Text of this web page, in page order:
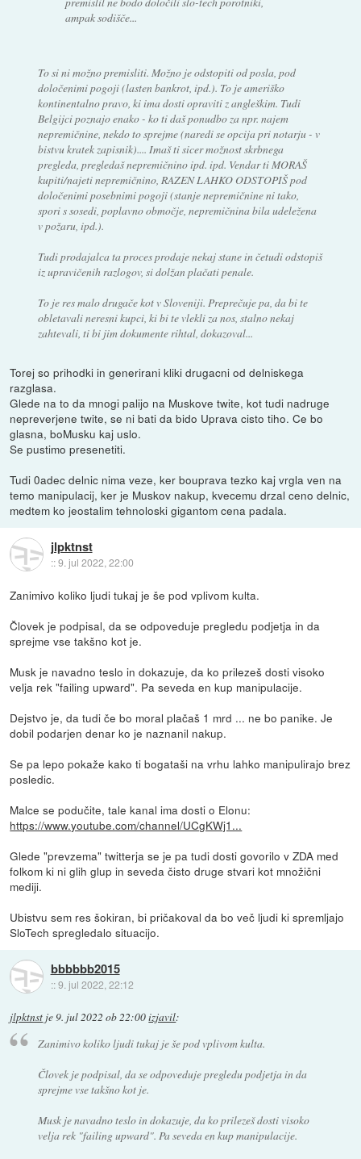
ampak sodišče...
To si ni možno premisliti. Možno je odstopiti od posla, pod
določenimi pogoji (lasten bankrot, ipd.). To je ameriško
kontinentalno pravo, ki ima dosti opraviti z angleškim. Tudi
Belgijci poznajo enako - ko ti daš ponudbo za npr. najem
nepremičnine, nekdo to sprejme (naredi se opcija pri notarju - v
bistvu kratek zapisnik).... Imaš ti sicer možnost skrbnega
pregleda, pregledaš nepremičnino ipd. ipd. Vendar ti MORAŠ
kupiti/najeti nepremičnino, RAZEN LAHKO ODSTOPIŠ pod
določenimi posebnimi pogoji (stanje nepremičnine ni tako,
spori s sosedi, poplavno območje, nepremičnina bila udeležena
v požaru, ipd.).
Tudi prodajalca ta proces prodaje nekaj stane in četudi odstopiš
iz upravičenih razlogov, si dolžan plačati penale.
To je res malo drugače kot v Sloveniji. Preprečuje pa, da bi te
obletavali neresni kupci, ki bi te vlekli za nos, stalno nekaj
zahtevali, ti bi jim dokumente rihtal, dokazoval...
Torej so prihodki in generirani kliki drugacni od delniskega
razglasa.
Glede na to da mnogi palijo na Muskove twite, kot tudi nadruge
nepreverjene twite, se ni bati da bido Uprava cisto tiho. Ce bo
glasna, boMusku kaj uslo.
Se pustimo presenetiti.
Tudi 0adec delnic nima veze, ker bouprava tezko kaj vrgla ven na
temo manipulacij, ker je Muskov nakup, kvecemu drzal ceno delnic,
medtem ko jeostalim tehnoloski gigantom cena padala.
jlpktnst
::9. jul 2022, 22:00
Zanimivo koliko ljudi tukaj je še pod vplivom kulta.
Človek je podpisal, da se odpoveduje pregledu podjetja in da
sprejme vse takšno kot je.
Musk je navadno teslo in dokazuje, da ko prilezeš dosti visoko
velja rek "failing upward". Pa seveda en kup manipulacije.
Dejstvo je, da tudi če bo moral plačaš 1 mrd ... ne bo panike. Je
dobil podarjen denar ko je naznanil nakup.
Se pa lepo pokaže kako ti bogataši na vrhu lahko manipulirajo brez
posledic.
Malce se podučite, tale kanal ima dosti o Elonu:
https://www.youtube.com/channel/UCgKWj1...
Glede "prevzema" twitterja se je pa tudi dosti govorilo v ZDA med
folkom ki ni glih glup in seveda čisto druge stvari kot množični
mediji.
Ubistvu sem res šokiran, bi pričakoval da bo več ljudi ki spremljajo
SloTech spregledalo situacijo.
bbbbbb2015
::9. jul 2022, 22:12
jlpktnst je9. jul 2022 ob 22:00izjavil:
Zanimivo koliko ljudi tukaj je še pod vplivom kulta.
Človek je podpisal, da se odpoveduje pregledu podjetja in da
sprejme vse takšno kot je.
Musk je navadno teslo in dokazuje, da ko prilezeš dosti visoko
velja rek "failing upward". Pa seveda en kup manipulacije.